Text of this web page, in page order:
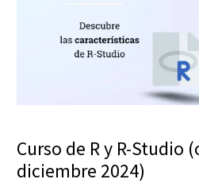
Curso de R y R-Studio
diciembre 2024)